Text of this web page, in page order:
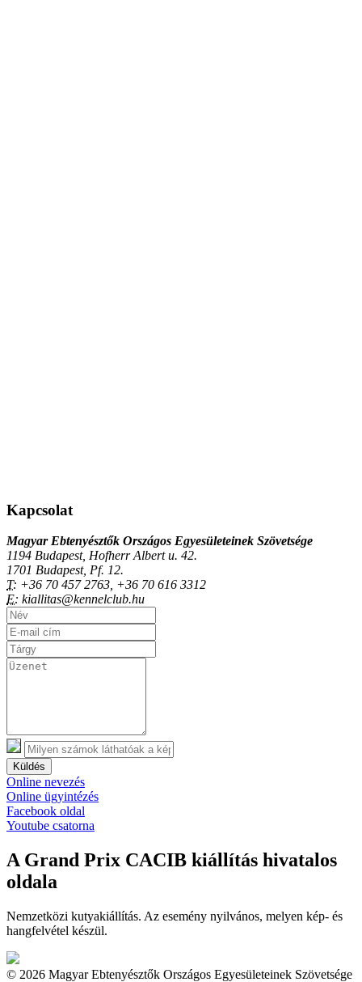
Kapcsolat
Magyar Ebtenyésztők Országos Egyesületeinek Szövetsége
1194 Budapest, Hofherr Albert u. 42.
1701 Budapest, Pf. 12.
T: +36 70 457 2763, +36 70 616 3312
E: kiallitas@kennelclub.hu
Küldés
Online nevezés
Online ügyintézés
Facebook oldal
Youtube csatorna
A Grand Prix CACIB kiállítás hivatalos
oldala
Nemzetközi kutyakiállítás. Az esemény nyilvános, melyen kép- és
hangfelvétel készül.
© 2026 Magyar Ebtenyésztők Országos Egyesületeinek Szövetsége